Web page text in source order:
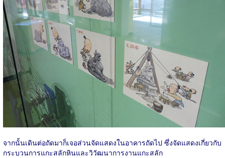
จากนั้นเดินต่อถัดมาก็เจอส่วนจัดแสดงในอาคารถัดไป ซึ่งจัดแสดงเกี่ยวกับ
กระบวนการแกะสลักหินและวิวัฒนาการงานแกะสลัก